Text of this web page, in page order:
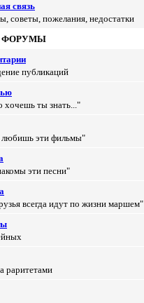
связь
советы, пожелания, недостатки
ФОРУМЫ
публикаций
хочешь ты знать..."
любишь эти фильмы"
эти песни"
всегда идут по жизни маршем"
раритетами